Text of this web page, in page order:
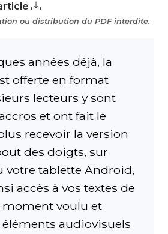
ou distribution du PDF interdite.
années déjà, la
offerte en format
lecteurs y sont
et ont fait le
recevoir la version
des doigts, sur
votre tablette Android,
accès à vos textes de
moment voulu et
audiovisuels